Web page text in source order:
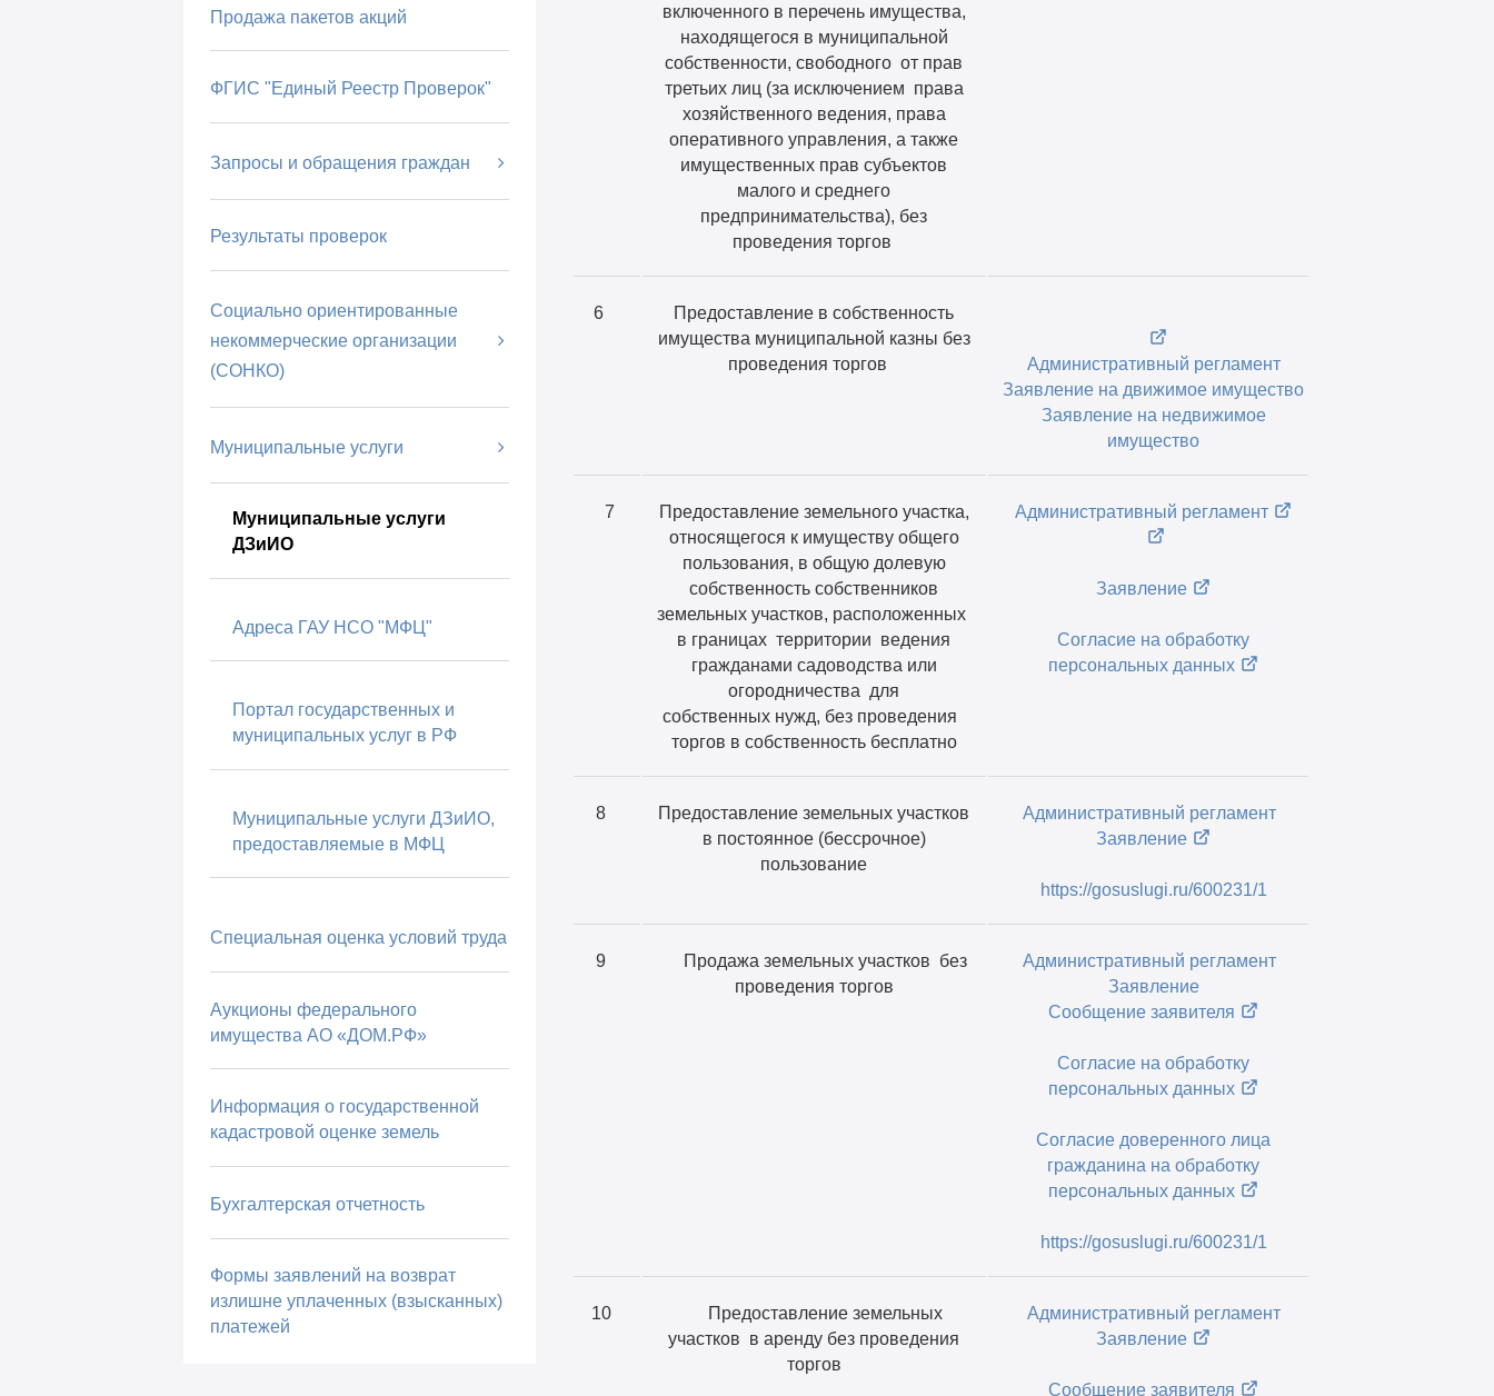
Продажа пакетов акций
ФГИС "Единый Реестр Проверок"
Запросы и обращения граждан
Результаты проверок
Социально ориентированные
некоммерческие организации
(СОНКО)
Муниципальные услуги
Муниципальные услуги
ДЗиИО
Адреса ГАУ НСО "МФЦ"
Портал государственных и
муниципальных услуг в РФ
Муниципальные услуги ДЗиИО,
предоставляемые в МФЦ
Специальная оценка условий труда
Аукционы федерального
имущества АО «ДОМ.РФ»
Информация о государственной
кадастровой оценке земель
Бухгалтерская отчетность
Формы заявлений на возврат
излишне уплаченных (взысканных)
платежей
включенного в перечень имущества,
находящегося в муниципальной
собственности, свободного от прав
третьих лиц (за исключением права
хозяйственного ведения, права
оперативного управления, а также
имущественных прав субъектов
малого и среднего
предпринимательства), без
проведения торгов
6
Предоставление в собственность
имущества муниципальной казны без
проведения торгов
Административный регламент
Заявление на движимое имущество
Заявление на недвижимое
имущество
7
Предоставление земельного участка,
относящегося к имуществу общего
пользования, в общую долевую
собственность собственников
земельных участков, расположенных
в границах территории ведения
гражданами садоводства или
огородничества для
собственных нужд, без проведения
торгов в собственность бесплатно
Административный регламент
Заявление
Согласие на обработку
персональных данных
8
Предоставление земельных участков
в постоянное (бессрочное)
пользование
Административный регламент
Заявление
https://gosuslugi.ru/600231/1
9
Продажа земельных участков без
проведения торгов
Административный регламент
Заявление
Сообщение заявителя
Согласие на обработку
персональных данных
Согласие доверенного лица
гражданина на обработку
персональных данных
https://gosuslugi.ru/600231/1
10
Предоставление земельных
участков в аренду без проведения
торгов
Административный регламент
Заявление
Сообщение заявителя